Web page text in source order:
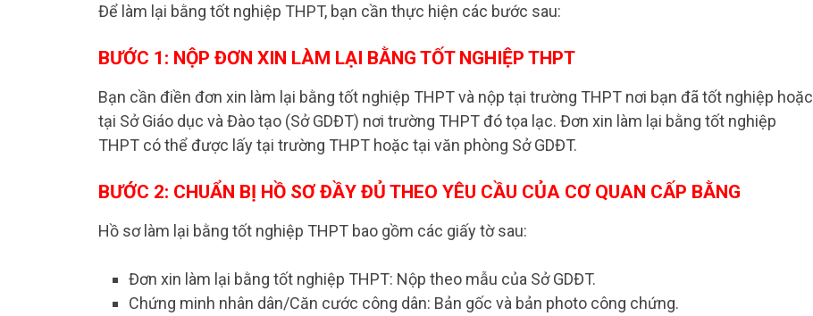
Để làm lại bằng tốt nghiệp THPT, bạn cần thực hiện các bước sau:
BƯỚC 1: NỘP ĐƠN XIN LÀM LẠI BẰNG TỐT NGHIỆP THPT
Bạn cần điền đơn xin làm lại bằng tốt nghiệp THPT và nộp tại trường THPT nơi bạn đã tốt nghiệp hoặc
tại Sở Giáo dục và Đào tạo (Sở GDĐT) nơi trường THPT đó tọa lạc. Đơn xin làm lại bằng tốt nghiệp
THPT có thể được lấy tại trường THPT hoặc tại văn phòng Sở GDĐT.
BƯỚC 2: CHUẨN BỊ HỒ SƠ ĐẦY ĐỦ THEO YÊU CẦU CỦA CƠ QUAN CẤP BẰNG
Hồ sơ làm lại bằng tốt nghiệp THPT bao gồm các giấy tờ sau:
Đơn xin làm lại bằng tốt nghiệp THPT: Nộp theo mẫu của Sở GDĐT.
Chứng minh nhân dân/Căn cước công dân: Bản gốc và bản photo công chứng.